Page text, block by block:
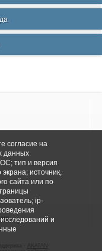
согласие на
данных
тип и версия
источник,
сайта или по
ip-
и